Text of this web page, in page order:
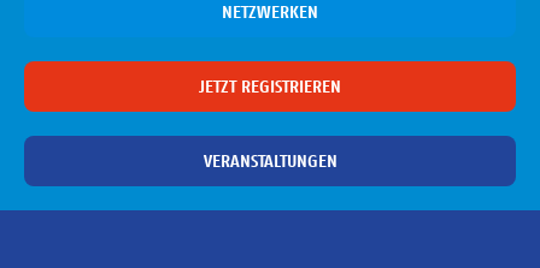
NETZWERKEN
JETZT REGISTRIEREN
VERANSTALTUNGEN